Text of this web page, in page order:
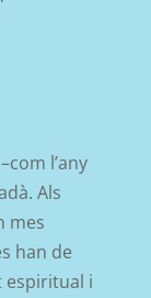
l’any
Als
mes
han de
espiritual i